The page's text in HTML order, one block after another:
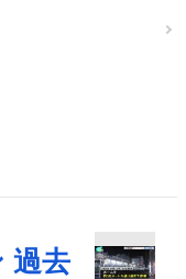
過去